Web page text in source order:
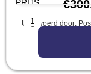
PRIJS €
Uitgevoerd door: